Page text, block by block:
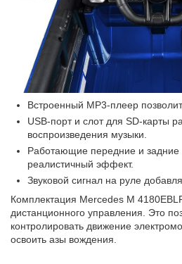
Встроенный MP3-плеер
USB-порт и слот для SD-карты
воспроизведения музыки.
Работающие передние и
реалистичный эффект.
Звуковой сигнал на руле
Комплектация Mercedes M
дистанционного управления. Это
контролировать движение
освоить азы вождения.